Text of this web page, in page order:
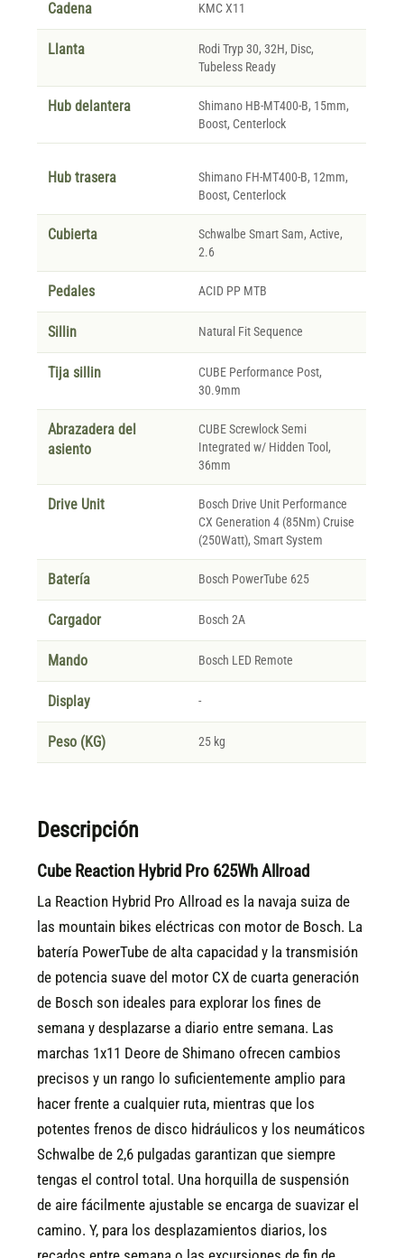
Cadena KMC X11
Llanta
Rodi Tryp 30, 32H, Disc,
Tubeless Ready
Hub delantera
Shimano HB-MT400-B, 15mm,
Boost, Centerlock
Hub trasera
Shimano FH-MT400-B, 12mm,
Boost, Centerlock
Cubierta
Schwalbe Smart Sam, Active,
2.6
Pedales ACID PP MTB
Sillin Natural Fit Sequence
Tija sillin
CUBE Performance Post,
30.9mm
Abrazadera del
asiento
CUBE Screwlock Semi
Integrated w/ Hidden Tool,
36mm
Drive Unit
Bosch Drive Unit Performance
CX Generation 4 (85Nm) Cruise
(250Watt), Smart System
Batería Bosch PowerTube 625
Cargador Bosch 2A
Mando Bosch LED Remote
Display -
Peso (KG) 25 kg
Descripción
Cube Reaction Hybrid Pro 625Wh Allroad
La Reaction Hybrid Pro Allroad es la navaja suiza de
las mountain bikes eléctricas con motor de Bosch. La
batería PowerTube de alta capacidad y la transmisión
de potencia suave del motor CX de cuarta generación
de Bosch son ideales para explorar los fines de
semana y desplazarse a diario entre semana. Las
marchas 1x11 Deore de Shimano ofrecen cambios
precisos y un rango lo suficientemente amplio para
hacer frente a cualquier ruta, mientras que los
potentes frenos de disco hidráulicos y los neumáticos
Schwalbe de 2,6 pulgadas garantizan que siempre
tengas el control total. Una horquilla de suspensión
de aire fácilmente ajustable se encarga de suavizar el
camino. Y, para los desplazamientos diarios, los